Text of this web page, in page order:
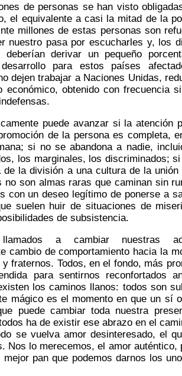
de personas se han visto
el equivalente a casi la mitad de la
millones de estas personas son
nuestro pasa por escucharles y, los
derivar un pequeño
para estos países
dejen trabajar a Naciones Unidas,
obtenido con frecuencia
puede avanzar si la atención
de la persona es completa,
si no se abandona a nadie,
los marginales, los discriminados;
la división a una cultura de la
no son almas raras que caminan sin
con un deseo legítimo de ponerse a
suelen huir de situaciones de
de subsistencia.
a cambiar nuestras
cambio de comportamiento hacia la
fraternos. Todos, en el fondo, más
para sentirnos reconfortados
los caminos llanos: todos son
mágico es el momento en que un sí
puede cambiar toda nuestra
ha de existir ese abrazo en el
se vuelva amor desinteresado, el
Nos lo merecemos, el amor auténtico,
pan que podemos darnos los